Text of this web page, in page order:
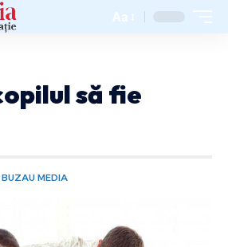
Aa
să fie
BUZAU MEDIA